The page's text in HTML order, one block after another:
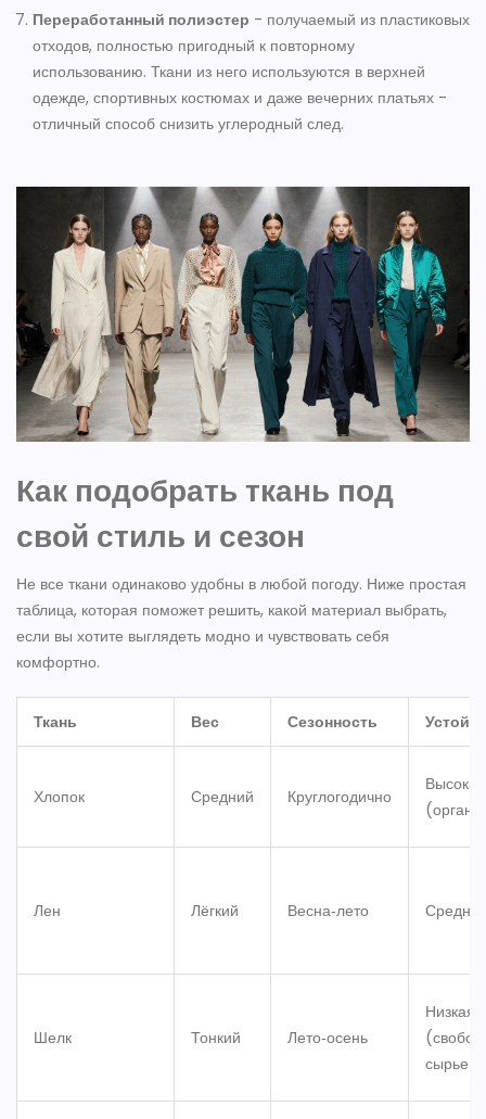
Переработанный полиэстер - получаемый из пластиковых
отходов, полностью пригодный к повторному
использованию. Ткани из него используются в верхней
одежде, спортивных костюмах и даже вечерних платьях -
отличный способ снизить углеродный след.
Как подобрать ткань под
свой стиль и сезон
Не все ткани одинаково удобны в любой погоду. Ниже простая
таблица, которая поможет решить, какой материал выбрать,
если вы хотите выглядеть модно и чувствовать себя
комфортно.
Ткань Вес Сезонность
Хлопок Средний Круглогодично
Высокая
Лен Лёгкий Весна‑лето
Шелк Тонкий Лето‑осень
Низкая